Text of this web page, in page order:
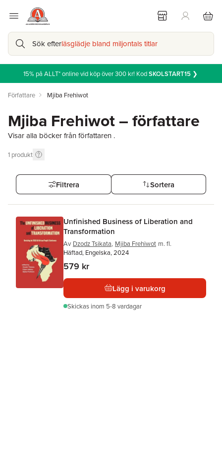
Sök efterläsglädje bland miljontals titlar
15% på ALLT* online vid köp över 300 kr! KodSKOLSTART15❯
Författare Mjiba Frehiwot
Mjiba Frehiwot – författare
Visar alla böcker från författaren .
1 produkt
Filtrera Sortera
Unfinished Business of Liberation and
Transformation
Av Dzodz Tsikata, Mjiba Frehiwot m. fl.
Häftad, Engelska, 2024
579 kr
Lägg i varukorg
Skickas inom 5-8 vardagar